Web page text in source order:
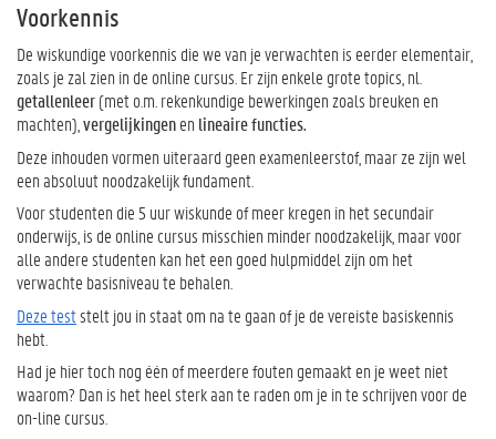
Voorkennis
De wiskundige voorkennis die we van je verwachten is eerder elementair,
zoals je zal zien in de online cursus. Er zijn enkele grote topics, nl.
getallenleer(met o.m. rekenkundige bewerkingen zoals breuken en
machten), vergelijkingenen lineaire functies.
Deze inhouden vormen uiteraard geen examenleerstof, maar ze zijn wel
een absoluut noodzakelijk fundament.
Voor studenten die 5 uur wiskunde of meer kregen in het secundair
onderwijs, is de online cursus misschien minder noodzakelijk, maar voor
alle andere studenten kan het een goed hulpmiddel zijn om het
verwachte basisniveau te behalen.
Deze teststelt jou in staat om na te gaan of je de vereiste basiskennis
hebt.
Had je hier toch nog één of meerdere fouten gemaakt en je weet niet
waarom? Dan is het heel sterk aan te raden om je in te schrijven voor de
on-line cursus.